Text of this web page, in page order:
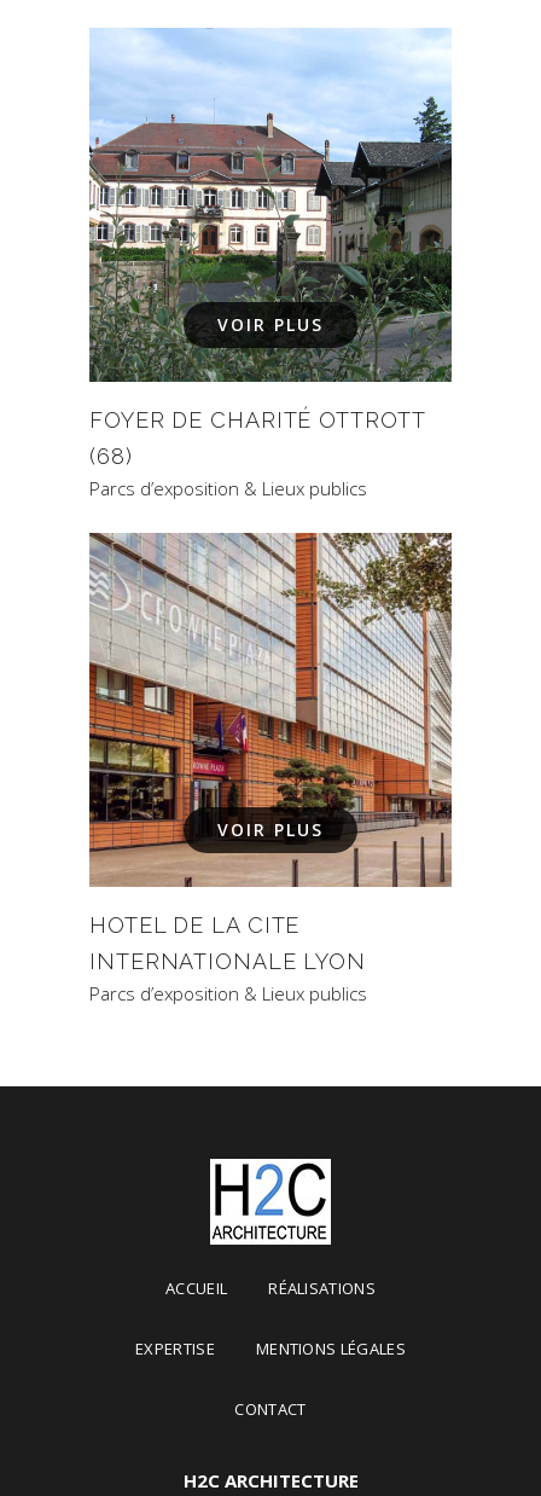
VOIR PLUS
FOYER DE CHARITÉ OTTROTT
(68)
Parcs d’exposition & Lieux publics
VOIR PLUS
HOTEL DE LA CITE
INTERNATIONALE LYON
Parcs d’exposition & Lieux publics
ACCUEIL RÉALISATIONS
EXPERTISE MENTIONS LÉGALES
CONTACT
H2C ARCHITECTURE